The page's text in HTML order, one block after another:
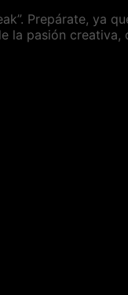
Prepárate, ya
la pasión